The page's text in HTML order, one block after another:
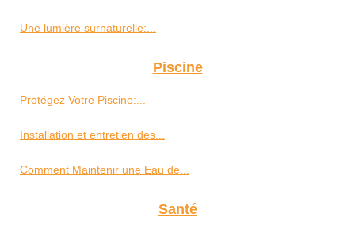
Une lumière surnaturelle:...
Piscine
Protégez Votre Piscine:...
Installation et entretien des...
Comment Maintenir une Eau de...
Santé